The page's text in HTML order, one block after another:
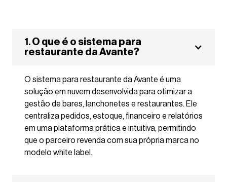
1. O que é o sistema para
restaurante da Avante?
O sistema para restaurante da Avante é uma
solução em nuvem desenvolvida para otimizar a
gestão de bares, lanchonetes e restaurantes. Ele
centraliza pedidos, estoque, financeiro e relatórios
em uma plataforma prática e intuitiva, permitindo
que o parceiro revenda com sua própria marca no
modelo white label.